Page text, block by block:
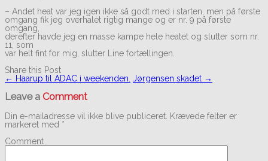
– Andet heat var jeg igen ikke så godt med i starten, men på første
omgang fik jeg overhalet rigtig mange og er nr. 9 på første
omgang,
derefter havde jeg en masse kampe hele heatet og slutter som nr.
11, som
var helt fint for mig, slutter Line fortællingen.
Share this Post
Post
← Haarup til ADAC i weekenden. Jørgensen skadet →
Leave a Comment
Din e-mailadresse vil ikke blive publiceret. Krævede felter er
markeret med *
Comment